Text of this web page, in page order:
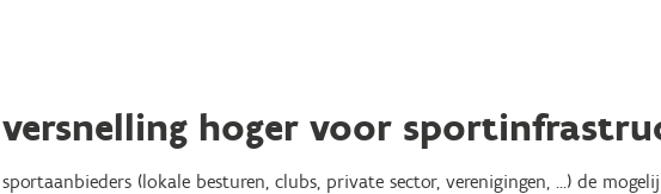
versnelling hoger voor
(lokale besturen, clubs, private sector, verenigingen, …) de